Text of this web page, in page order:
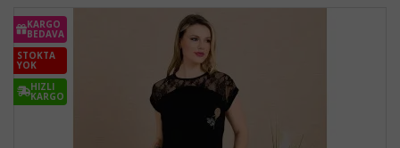
KARGO
BEDAVA
STOKTA
YOK
HIZLI
KARGO